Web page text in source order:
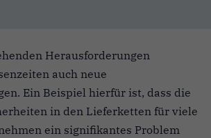
Herausforderungen
auch neue
Ein Beispiel hierfür ist, dass die
in den Lieferketten für viele
ein signifikantes Problem